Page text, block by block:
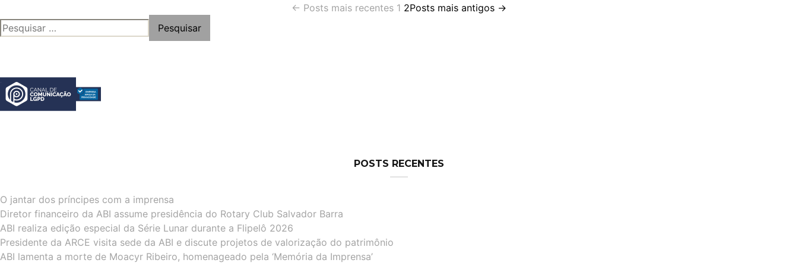
de
← Posts mais recentes 1 2Posts mais antigos →
PESQUISAR
POR:
POSTS RECENTES
O jantar dos príncipes com a imprensa
Diretor financeiro da ABI assume presidência do Rotary Club Salvador Barra
ABI realiza edição especial da Série Lunar durante a Flipelô 2026
Presidente da ARCE visita sede da ABI e discute projetos de valorização do patrimônio
ABI lamenta a morte de Moacyr Ribeiro, homenageado pela ‘Memória da Imprensa’